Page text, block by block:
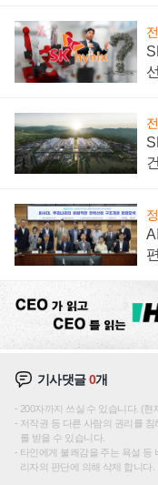
기사댓글0개
200자까지 쓰실 수 있습니다. (현
저작권 등 다른 사람의 권리를
를 받을 수 있습니다.
타인에게 불쾌감을 주는 욕설 등
리자의 판단에 의해 삭제 합니다.